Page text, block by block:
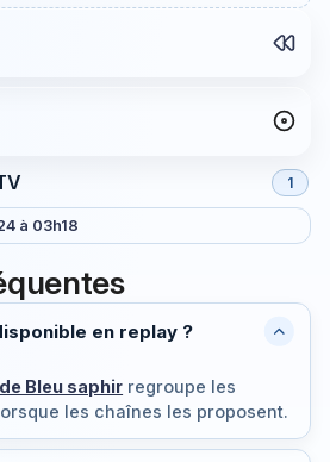
1
à 03h18
en replay ?
Bleu saphir regroupe les
les chaînes les proposent.